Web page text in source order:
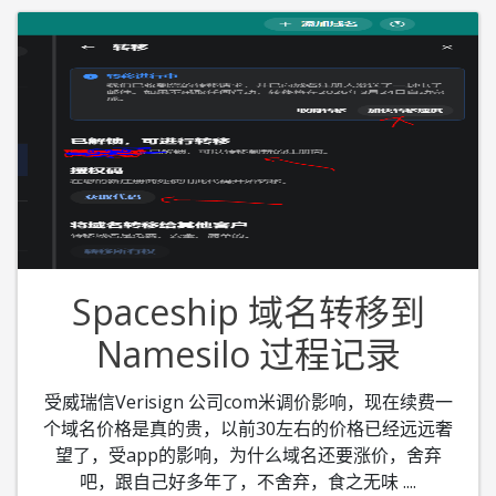
Spaceship 域名转移到
Namesilo 过程记录
受威瑞信Verisign 公司com米调价影响，现在续费一
个域名价格是真的贵，以前30左右的价格已经远远奢
望了，受app的影响，为什么域名还要涨价，舍弃
吧，跟自己好多年了，不舍弃，食之无味....